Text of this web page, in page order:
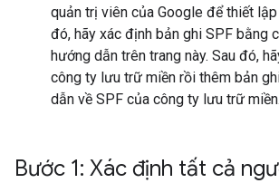
quản trị viên của Google để thiết lập
đó, hãy xác định bản ghi SPF bằng
hướng dẫn trên trang này. Sau đó,
công ty lưu trữ miền rồi thêm bản
dẫn về SPF của công ty lưu trữ miền.
Bước 1: Xác định tất cả